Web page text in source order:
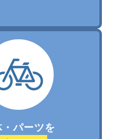
・パーツを